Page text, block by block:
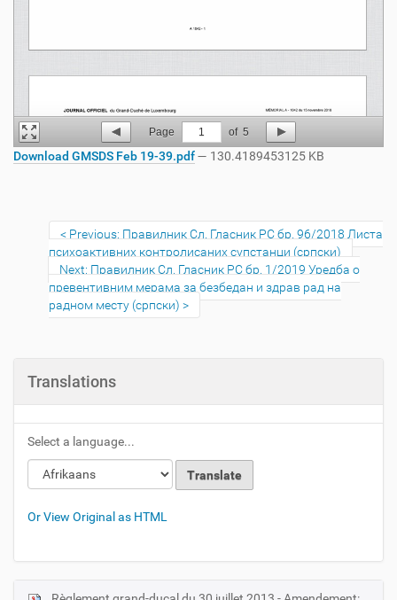
Page 1 of 5
Download GMSDS Feb 19-39.pdf— 130.4189453125 KB
Previous: Правилник Сл. Гласник РС бр. 96/2018 Листа
психоактивних контролисаних супстанци (српски)
Next: Правилник Сл. Гласник РС бр. 1/2019 Уредба о
превентивним мерама за безбедан и здрав рад на
радном месту (српски)
Translations
Select a language...
Or View Original as HTML